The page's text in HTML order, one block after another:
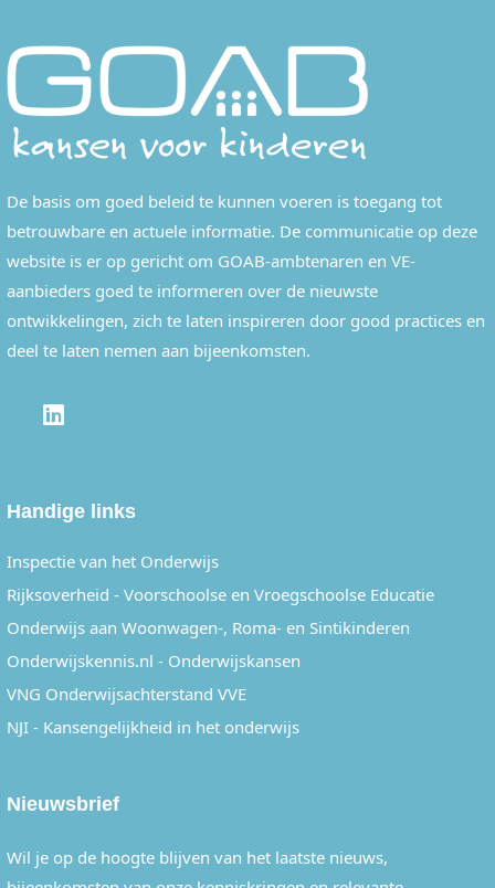
De basis om goed beleid te kunnen voeren is toegang tot
betrouwbare en actuele informatie. De communicatie op deze
website is er op gericht om GOAB-ambtenaren en VE-
aanbieders goed te informeren over de nieuwste
ontwikkelingen, zich te laten inspireren door good practices en
deel te laten nemen aan bijeenkomsten.
Handige links
Inspectie van het Onderwijs
Rijksoverheid - Voorschoolse en Vroegschoolse Educatie
Onderwijs aan Woonwagen-, Roma- en Sintikinderen
Onderwijskennis.nl - Onderwijskansen
VNG Onderwijsachterstand VVE
NJI - Kansengelijkheid in het onderwijs
Nieuwsbrief
Wil je op de hoogte blijven van het laatste nieuws,